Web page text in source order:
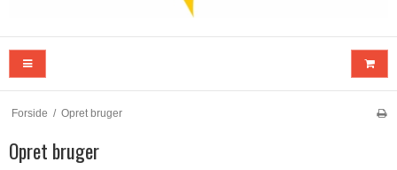
Forside / Opret bruger
Opret bruger